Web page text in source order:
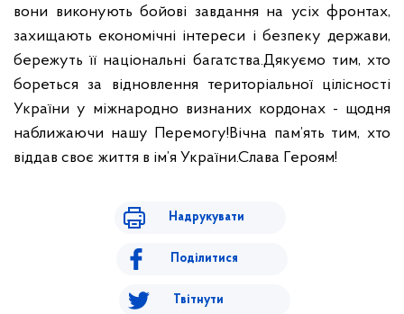
вони виконують бойові завдання на усіх фронтах,
захищають економічні інтереси і безпеку держави,
бережуть її національні багатства.Дякуємо тим, хто
бореться за відновлення територіальної цілісності
України у міжнародно визнаних кордонах - щодня
наближаючи нашу Перемогу! Вічна пам’ять тим, хто
віддав своє життя в ім’я України.Слава Героям!
Надрукувати
Поділитися
Твітнути